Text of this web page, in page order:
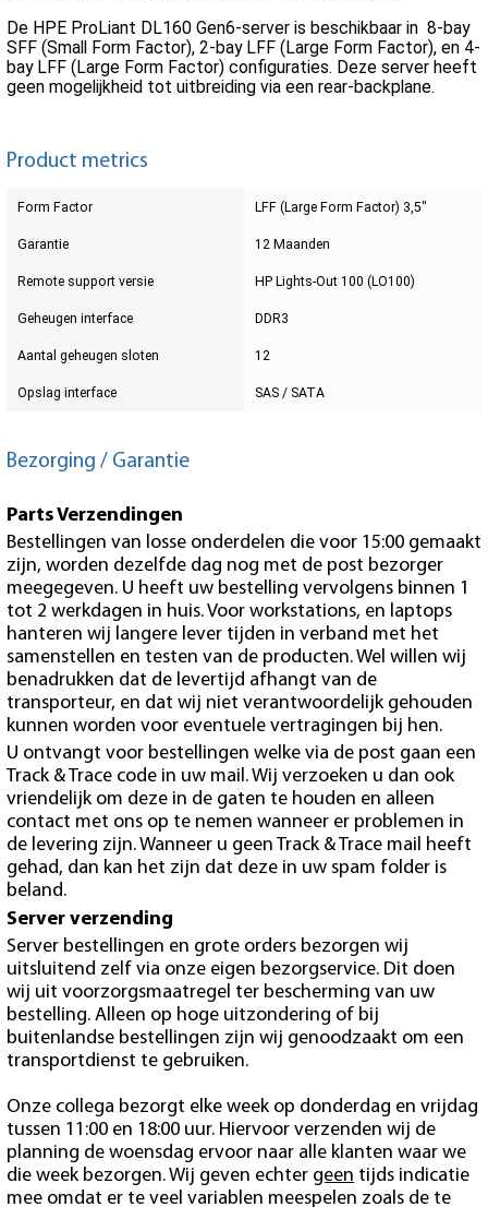
De HPE ProLiant DL160 Gen6-server is beschikbaar in 8-bay
SFF (Small Form Factor), 2-bay LFF (Large Form Factor), en 4-
bay LFF (Large Form Factor) configuraties. Deze server heeft
geen mogelijkheid tot uitbreiding via een rear-backplane.
Product metrics
Form Factor LFF (Large Form Factor) 3,5"
Garantie 12 Maanden
Remote support versie HP Lights-Out 100 (LO100)
Geheugen interface DDR3
Aantal geheugen sloten 12
Opslag interface SAS / SATA
Bezorging / Garantie
Parts Verzendingen
Bestellingen van losse onderdelen die voor 15:00 gemaakt
zijn, worden dezelfde dag nog met de post bezorger
meegegeven. U heeft uw bestelling vervolgens binnen 1
tot 2 werkdagen in huis. Voor workstations, en laptops
hanteren wij langere lever tijden in verband met het
samenstellen en testen van de producten. Wel willen wij
benadrukken dat de levertijd afhangt van de
transporteur, en dat wij niet verantwoordelijk gehouden
kunnen worden voor eventuele vertragingen bij hen.
U ontvangt voor bestellingen welke via de post gaan een
Track & Trace code in uw mail. Wij verzoeken u dan ook
vriendelijk om deze in de gaten te houden en alleen
contact met ons op te nemen wanneer er problemen in
de levering zijn. Wanneer u geen Track & Trace mail heeft
gehad, dan kan het zijn dat deze in uw spam folder is
beland.
Server verzending
Server bestellingen en grote orders bezorgen wij
uitsluitend zelf via onze eigen bezorgservice. Dit doen
wij uit voorzorgsmaatregel ter bescherming van uw
bestelling. Alleen op hoge uitzondering of bij
buitenlandse bestellingen zijn wij genoodzaakt om een
transportdienst te gebruiken.
Onze collega bezorgt elke week op donderdag en vrijdag
tussen 11:00 en 18:00 uur. Hiervoor verzenden wij de
planning de woensdag ervoor naar alle klanten waar we
die week bezorgen. Wij geven echter geen tijds indicatie
mee omdat er te veel variablen meespelen zoals de te